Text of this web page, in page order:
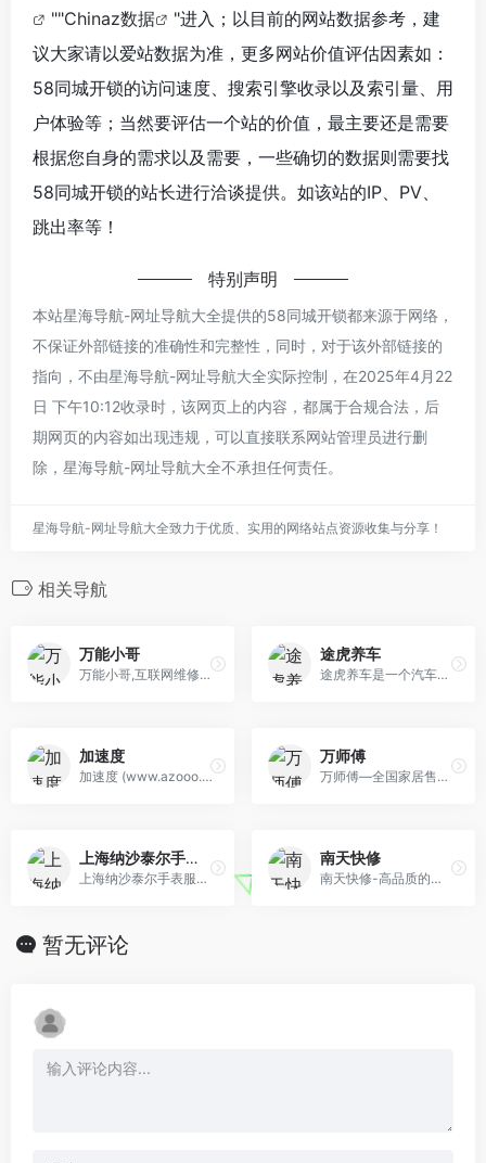
""Chinaz数据
"进入；以目前的网站数据参考，建
议大家请以爱站数据为准，更多网站价值评估因素如：
58同城开锁的访问速度、搜索引擎收录以及索引量、用
户体验等；当然要评估一个站的价值，最主要还是需要
根据您自身的需求以及需要，一些确切的数据则需要找
58同城开锁的站长进行洽谈提供。如该站的IP、PV、
跳出率等！
特别声明
本站星海导航-网址导航大全提供的58同城开锁都来源于网络，
不保证外部链接的准确性和完整性，同时，对于该外部链接的
指向，不由星海导航-网址导航大全实际控制，在2025年4月22
日 下午10:12收录时，该网页上的内容，都属于合规合法，后
期网页的内容如出现违规，可以直接联系网站管理员进行删
除，星海导航-网址导航大全不承担任何责任。
星海导航-网址导航大全致力于优质、实用的网络站点资源收集与分享！
相关导航
万能小哥
万能小哥,互联网维修上门服务开创者。专注于互联网方式改变传统维修中介、游击队模式。提供在线价格查询、维修预约、过程监管、付款评价等服务。 我们承诺：全程覆盖、统一价格、赔付保障安全快捷。
途虎养车
途虎养车是一个汽车养护服务平台，主要提供汽车养护服务，具体包括更换轮胎、换机油和滤清器、汽车配件日常保养更换、汽车美容、车内各类用品等，此外还提供 车险、违章查询等服务。
加速度
加速度 (www.azooo.com)是值得信赖的、专业的上门手机维修平台, 加速度电讯-专业手机维修”搞机人“。加速度”搞机人“30分钟上门服务,收费透明,180天保障,上门修手机客服电话:15800001157。
万师傅
万师傅—全国家居售后服务平台，以用户体验为核心，为商家提供覆盖全国的安装、维修、配送等一站式售后服务，为家庭、个人用户提供就近到家的安装、维修、清洗、疏通等便民服务，囊括家具、家电、灯具、卫浴、智能锁、晾衣架、窗帘、墙纸地板、拆装搬运等担保交易，满足不同用户与商家的需求。
上海纳沙泰尔手表服务中心
上海纳沙泰尔手表服务中心‌隶属于瑞士斯沃琪集团，专注于手表维修服务，提供包括机芯清洗、加油、校调精准性、修复防水性能、更换磨损机芯部件等服务。该中 心在中国大陆多个城市设有维修服务中心，为多个品牌提供维修保养服务‌。
南天快修
南天快修-高品质的上门维修平台,提供电脑维修,打印机维修,笔记本维修,复印机维修,等办公设备专业维修服务,正规认证、方便快捷、专业靠谱。一个电话服务到家:4000055163
暂无评论